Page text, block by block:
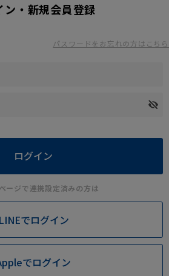
ン・新規会員登録
パスワードをお忘れの方はこちら
ージで連携設定済みの方は
LINEでログイン
でログイン